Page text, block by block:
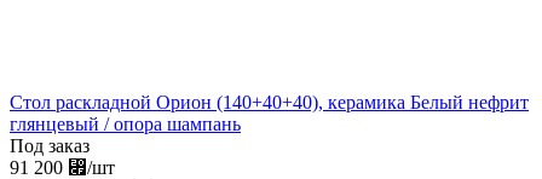
Стол раскладной Орион (140+40+40), керамика Белый нефрит
глянцевый / опора шампань
Под заказ
91 200 ⃏/шт